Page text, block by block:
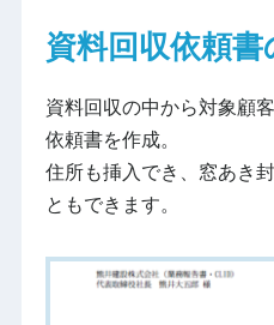
資料回収依頼書
資料回収の中から対象顧
依頼書を作成。
住所も挿入でき、窓あき
ともできます。